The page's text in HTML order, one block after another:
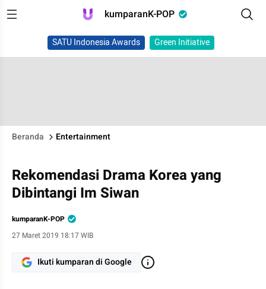
kumparanK-POP
SATU Indonesia Awards Green Initiative
Beranda Entertainment
Rekomendasi Drama Korea yang
Dibintangi Im Siwan
kumparanK-POP
27 Maret 2019 18:17 WIB
Ikuti kumparan di Google